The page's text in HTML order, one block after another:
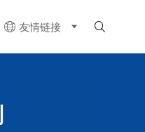
 友情链接 